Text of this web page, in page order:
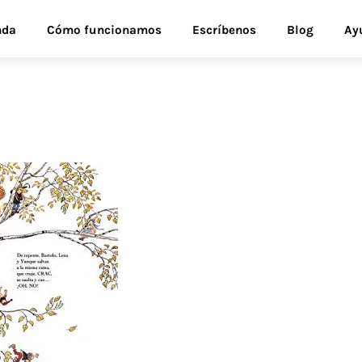
Cómo funcionamos Escríbenos Blog